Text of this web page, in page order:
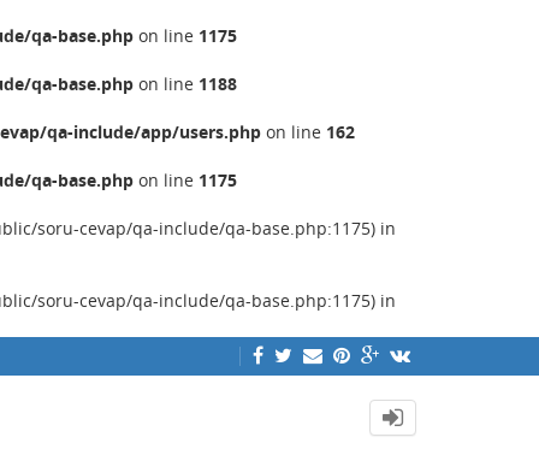
qa-base.php on line 1175
qa-base.php on line 1188
qa-include/app/users.php on line 162
qa-base.php on line 1175
soru-cevap/qa-include/qa-base.php:1175) in
soru-cevap/qa-include/qa-base.php:1175) in